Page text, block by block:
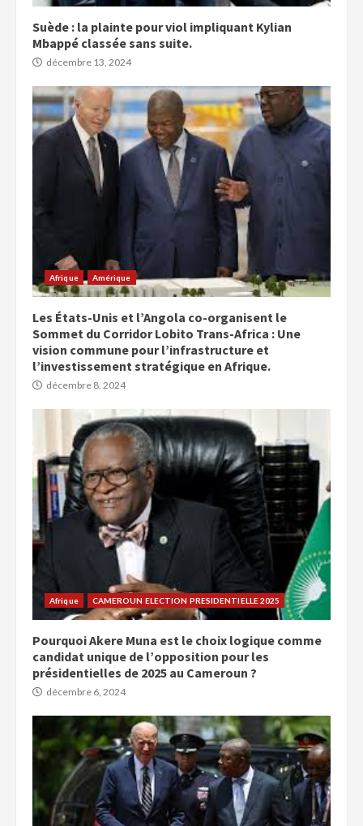
Suède : la plainte pour viol impliquant Kylian
Mbappé classée sans suite.
décembre 13, 2024
Afrique Amérique
Les États-Unis et l’Angola co-organisent le
Sommet du Corridor Lobito Trans-Africa : Une
vision commune pour l’infrastructure et
l’investissement stratégique en Afrique.
décembre 8, 2024
Afrique CAMEROUN ELECTION PRESIDENTIELLE 2025
Pourquoi Akere Muna est le choix logique comme
candidat unique de l’opposition pour les
présidentielles de 2025 au Cameroun ?
décembre 6, 2024